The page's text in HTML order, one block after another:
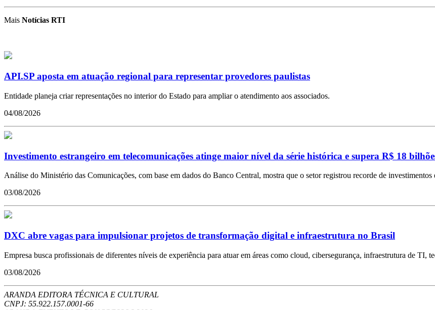
Mais Notícias RTI
API.SP aposta em atuação regional para representar provedores paulistas
Entidade planeja criar representações no interior do Estado para ampliar o atendimento aos associados.
04/08/2026
Investimento estrangeiro em telecomunicações atinge maior nível da série histórica e supera R$ 18
Análise do Ministério das Comunicações, com base em dados do Banco Central, mostra que o setor registrou recorde de
03/08/2026
DXC abre vagas para impulsionar projetos de transformação digital e infraestrutura no Brasil
Empresa busca profissionais de diferentes níveis de experiência para atuar em áreas como cloud, cibersegurança, infraestrutura de TI,
03/08/2026
ARANDA EDITORA TÉCNICA E CULTURAL
CNPJ: 55.922.157.0001-66